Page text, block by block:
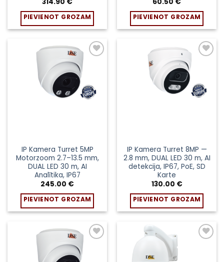
PIEVIENOT GROZAM PIEVIENOT GROZAM
Pievienot
sarakstam
IP Kamera Turret 5MP
Motorzoom 2.7–13.5 mm,
DUAL LED 30 m, AI
Analītika, IP67
245.00 €
PIEVIENOT GROZAM
Pievienot
sarakstam
IP Kamera Turret 8MP —
2.8 mm, DUAL LED 30 m, AI
detekcija, IP67, PoE, SD
Karte
130.00 €
PIEVIENOT GROZAM
Pievienot
sarakstam